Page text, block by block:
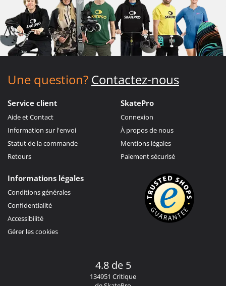
Une question? Contactez-nous
Service client
Aide et Contact
Information sur l'envoi
Statut de la commande
Retours
SkatePro
Connexion
À propos de nous
Mentions légales
Paiement sécurisé
Informations légales
Conditions générales
Confidentialité
Accessibilité
Gérer les cookies
4.8 de 5
134951 Critique